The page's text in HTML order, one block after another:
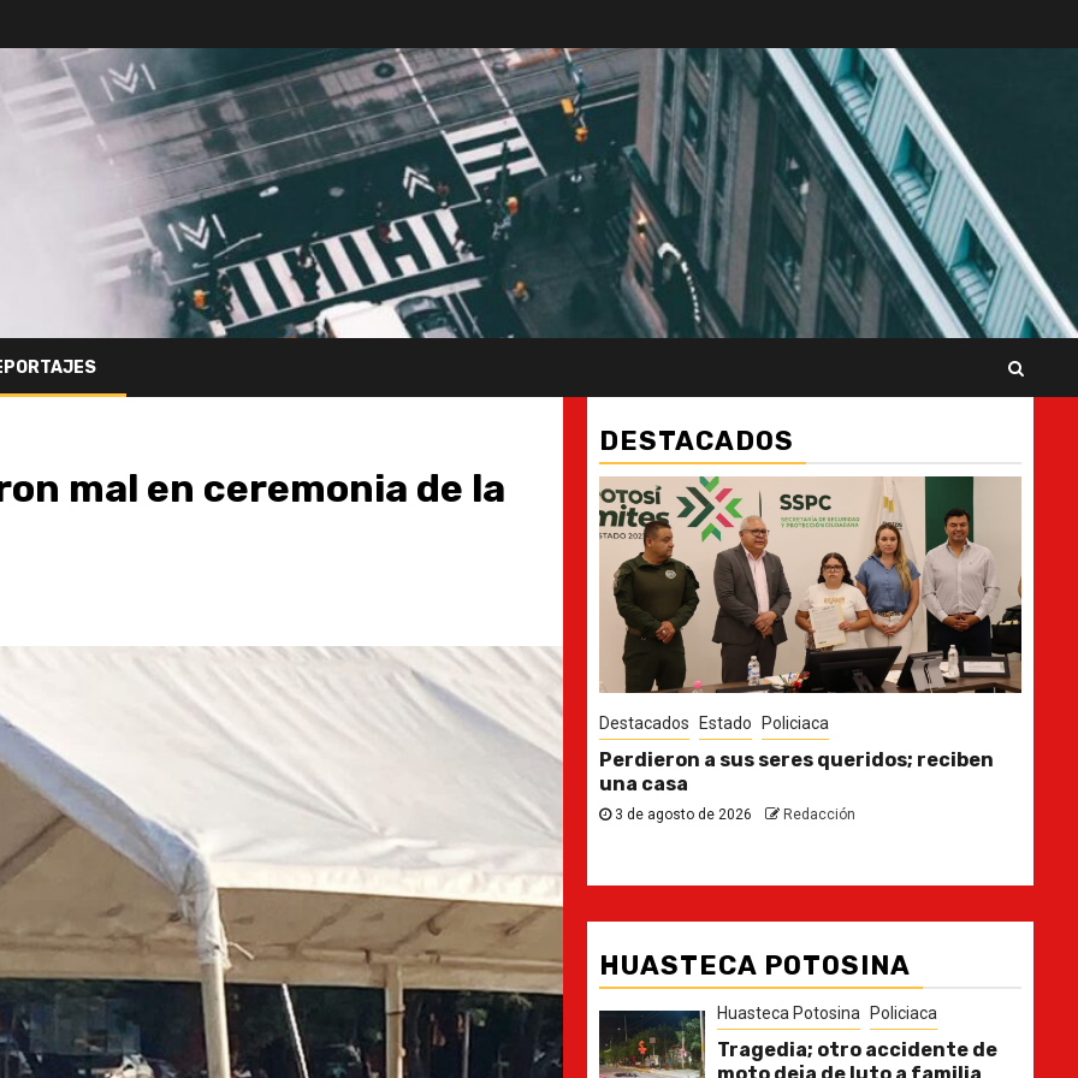
mal en ceremonia de la
DESTACADOS
impacto
Destacados Policiaca
Perdieron a sus seres queridos; reciben
una casa
3 de agosto de 2026 Redacción
Destacados Estado
Ya casi, el quinto informe del Gobernador
30 de julio de 2026
HUASTECA POTOSINA
Huasteca Potosina Policiaca
Tragedia; otro accidente de